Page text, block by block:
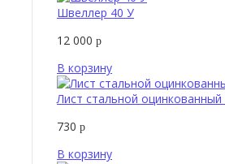
Швеллер 40 У
12 000 р
В корзину
Лист стальной
730 р
В корзину